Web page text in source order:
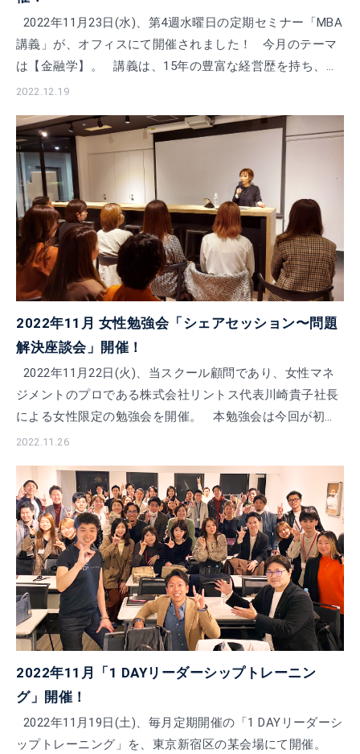
2022年11月23日(水)、第4週水曜日の定期セミナー「MBA
講義」が、オフィスにて開催されました！ 今月のテーマ
は【金融学】。 講義は、15年の豊富な経営歴を持ち、投
資助言業 […]
2022.12.19
2022年11月 女性勉強会「シェアセッション〜問題
解決座談会」開催！
2022年11月22日(火)、当スクール顧問であり、女性マネ
ジメントのプロである株式会社リントス代表川崎貴子社長
による女性限定の勉強会を開催。 本勉強会は今回が初の
試みで、「シェアセッション〜 […]
2022.11.26
2022年11月「1 DAYリーダーシップトレーニン
グ」開催！
2022年11月19日(土)、毎月定期開催の「1 DAYリーダーシ
ップトレーニング」を、東京新宿区の某会場にて開催。